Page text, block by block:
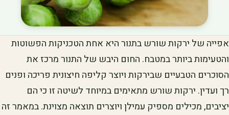
אפייה של ירקות שורש בתנור היא אחת הטכניקות הפשוטות
והטעימות ביותר במטבח. החום היבש של התנור מרכז את
הסוכרים הטבעיים שבירקות ויוצר קליפה חיצונית פריכה ופנים
רך ועדין. ירקות שורש מתאימים במיוחד לשיטה זו כי הם
יציבים, מכילים מספיק עמילן ויוצרים תוצאה מצוינת. במאמר זה